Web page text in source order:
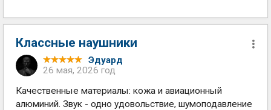
Классные наушники
Эдуард
26 мая, 2026 год
Качественные материалы: кожа и авиационный
алюминий. Звук - одно удовольствие, шумоподавление